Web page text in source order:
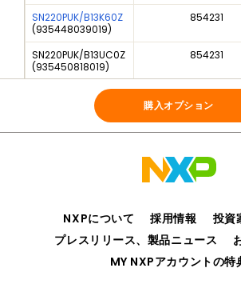
SN220PUK/B13K60Z
(935448039019)
854231
SN220PUK/B13UC0Z
(935450818019)
854231
SN220PUK/B155T0Z
935456696019
854231
購入オプション
NXPについて 採用情報
投資
プレスリリース、製品ニュース
MY NXPアカウントの特